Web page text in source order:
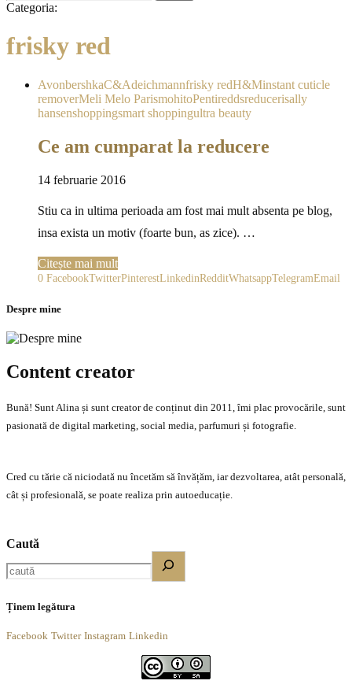
Categoria:
frisky red
AvonbershkaC&Adeichmannfrisky redH&Minstant cuticle
removerMeli Melo ParismohitoPentireddsreducerisally
hansenshoppingsmart shoppingultra beauty
Ce am cumparat la reducere
14 februarie 2016
Stiu ca in ultima perioada am fost mai mult absenta pe blog,
insa exista un motiv (foarte bun, as zice). …
Citește mai mult
0 FacebookTwitterPinterestLinkedinRedditWhatsappTelegramEmail
Despre mine
Content creator
Bună! Sunt Alina și sunt creator de conținut din 2011, îmi plac provocările, sunt
pasionată de digital marketing, social media, parfumuri și fotografie.
Cred cu tărie că niciodată nu încetăm să învățăm, iar dezvoltarea, atât personală,
cât și profesională, se poate realiza prin autoeducație.
Caută
Ținem legătura
Facebook Twitter Instagram Linkedin